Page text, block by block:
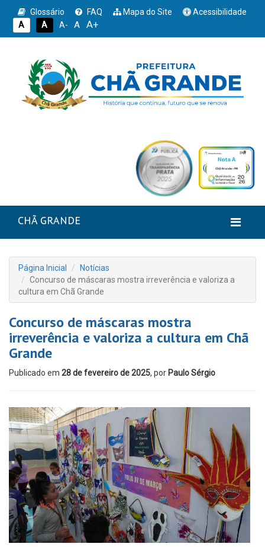
Glossário FAQ Mapa do Site
Acessibilidade
A
A A- A A+
CHÃ GRANDE
Página Inicial
Notícias
Concurso de máscaras mostra irreverência e valoriza a
cultura em Chã Grande
Concurso de máscaras mostra
irreverência e valoriza a cultura em Chã
Grande
Publicado em 28 de fevereiro de 2025, por Paulo Sérgio